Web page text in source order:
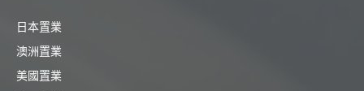
日本置業
澳洲置業
美國置業